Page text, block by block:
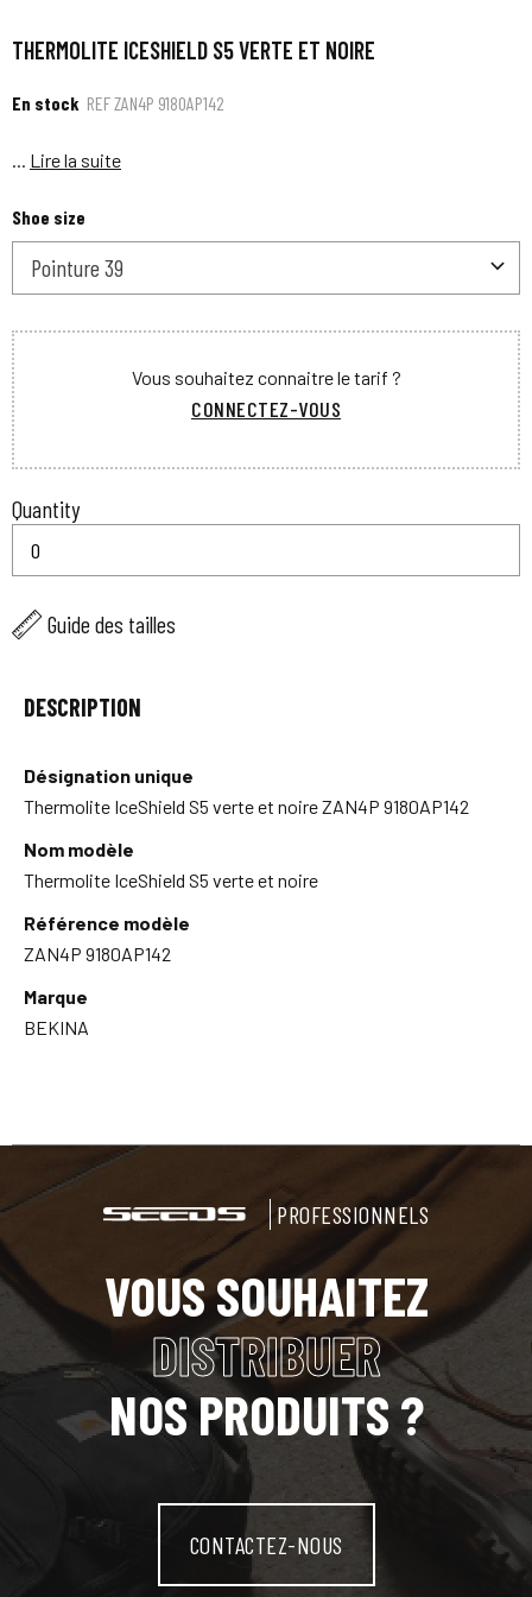
THERMOLITE ICESHIELD S5 VERTE ET NOIRE
En stock REFZAN4P 9180AP142
Lire la suite
Shoe size
Pointure 39
Vous souhaitez connaitre le tarif ?
CONNECTEZ-VOUS
Quantity
Guide des tailles
DESCRIPTION
Désignation unique
Thermolite IceShield S5 verte et noire ZAN4P 9180AP142
Nom modèle
Thermolite IceShield S5 verte et noire
Référence modèle
ZAN4P 9180AP142
Marque
BEKINA
PROFESSIONNELS
VOUS SOUHAITEZ
DISTRIBUER
NOS PRODUITS ?
CONTACTEZ-NOUS